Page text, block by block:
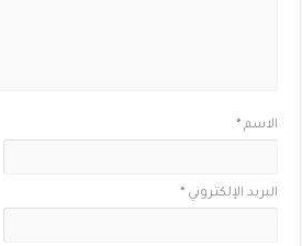
الاسم*
البريد الإلكتروني*